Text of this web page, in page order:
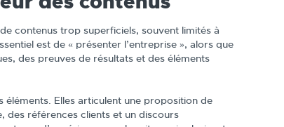
contenus trop superficiels, souvent limités à
est de « présenter l’entreprise », alors que
des preuves de résultats et des éléments
Elles articulent une proposition de
des références clients et un discours